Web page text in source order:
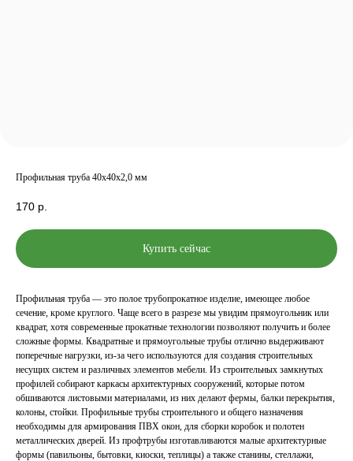
Профильная труба 40х40х2,0 мм
170 р.
Купить сейчас
Профильная труба — это полое трубопрокатное изделие, имеющее любое
сечение, кроме круглого. Чаще всего в разрезе мы увидим прямоугольник или
квадрат, хотя современные прокатные технологии позволяют получить и более
сложные формы. Квадратные и прямоугольные трубы отлично выдерживают
поперечные нагрузки, из-за чего используются для создания строительных
несущих систем и различных элементов мебели. Из строительных замкнутых
профилей собирают каркасы архитектурных сооружений, которые потом
обшиваются листовыми материалами, из них делают фермы, балки перекрытия,
колоны, стойки. Профильные трубы строительного и общего назначения
необходимы для армирования ПВХ окон, для сборки коробок и полотен
металлических дверей. Из профтрубы изготавливаются малые архитектурные
формы (павильоны, бытовки, киоски, теплицы) а также станины, стеллажи,